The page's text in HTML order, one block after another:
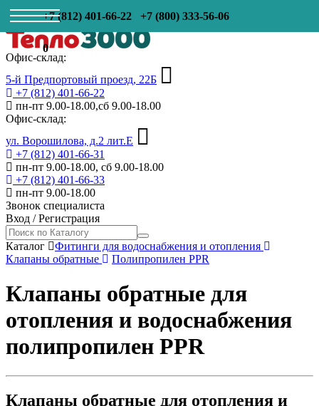
+7 (812) 401-66-22 +7 (800) 333-56-06
0
Офис-склад:
5-й Предпортовый проезд, 22Б
+7 (812) 401-66-22
пн-пт 9.00-18.00,сб 9.00-18.00
Офис-склад:
ул. Ворошилова, д.2 лит.Е
+7 (812) 401-66-31
пн-пт 9.00-18.00, сб 9.00-18.00
+7 (812) 401-66-33
пн-пт 9.00-18.00
Звонок специалиста
Вход /Регистрация
Каталог
Фитинги для водоснабжения и отопления
Клапаны обратные
Полипропилен PPR
Клапаны обратные для
отопления и водоснабжения
полипропилен PPR
Клапаны обратные для отопления и